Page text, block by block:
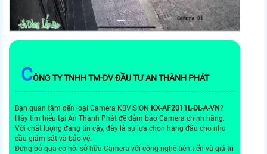
CÔNG TY TNHH TM-DV ĐẦU TƯ AN THÀNH PHÁT
Bạn quan tâm đến loại Camera KBVISION KX-AF2011L-DL-A-VN?
Hãy tìm hiểu tại An Thành Phát để đảm bảo Camera chính hãng.
Với chất lượng đáng tin cậy, đây là sự lựa chọn hàng đầu cho nhu
cầu giám sát và bảo vệ.
Đừng bỏ qua cơ hội sở hữu Camera với công nghệ tiên tiến và giá trị